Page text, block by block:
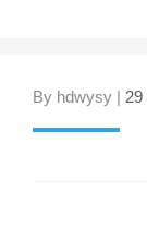
By hdwysy | 29